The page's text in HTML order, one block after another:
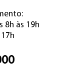
8h às 19h